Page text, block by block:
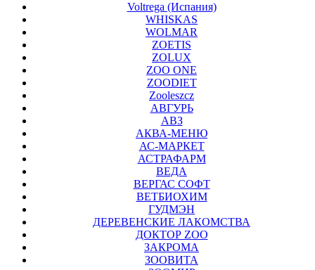
Voltrega (Испания)
WHISKAS
WOLMAR
ZOETIS
ZOLUX
ZOO ONE
ZOODIET
Zooleszcz
АВГУРЬ
АВЗ
АКВА-МЕНЮ
АС-МАРКЕТ
АСТРАФАРМ
ВЕДА
ВЕРГАС СОФТ
ВЕТБИОХИМ
ГУДМЭН
ДЕРЕВЕНСКИЕ ЛАКОМСТВА
ДОКТОР ZOO
ЗАКРОМА
ЗООВИТА